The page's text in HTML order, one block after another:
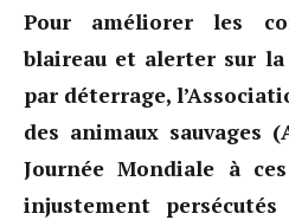
Pour améliorer les
blaireau et alerter sur la
par déterrage,
des animaux sauvages
Journée Mondiale à
injustement